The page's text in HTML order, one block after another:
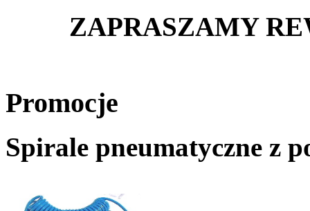
ZAPRASZAMY
Promocje
Spirale pneumatyczne z